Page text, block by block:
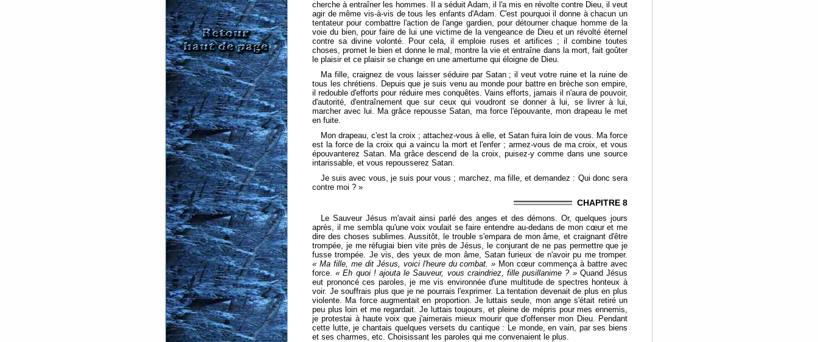
cherche à entraîner les hommes. Il a séduit Adam, il l'a mis en révolte contre Dieu, il veut
agir de même vis-à-vis de tous les enfants d'Adam. C'est pourquoi il donne à chacun un
tentateur pour combattre l'action de l'ange gardien, pour détourner chaque homme de la
voie du bien, pour faire de lui une victime de la vengeance de Dieu et un révolté éternel
contre sa divine volonté. Pour cela, il emploie ruses et artifices ; il combine toutes
choses, promet le bien et donne le mal, montre la vie et entraîne dans la mort, fait goûter
le plaisir et ce plaisir se change en une amertume qui éloigne de Dieu.
Ma fille, craignez de vous laisser séduire par Satan ; il veut votre ruine et la ruine de
tous les chrétiens. Depuis que je suis venu au monde pour battre en brèche son empire,
il redouble d'efforts pour réduire mes conquêtes. Vains efforts, jamais il n'aura de pouvoir,
d'autorité, d'entraînement que sur ceux qui voudront se donner à lui, se livrer à lui,
marcher avec lui. Ma grâce repousse Satan, ma force l'épouvante, mon drapeau le met
en fuite.
Mon drapeau, c'est la croix ; attachez-vous à elle, et Satan fuira loin de vous. Ma force
est la force de la croix qui a vaincu la mort et l'enfer ; armez-vous de ma croix, et vous
épouvanterez Satan. Ma grâce descend de la croix, puisez-y comme dans une source
intarissable, et vous repousserez Satan.
Je suis avec vous, je suis pour vous ; marchez, ma fille, et demandez : Qui donc sera
contre moi ? »
CHAPITRE 8
Le Sauveur Jésus m'avait ainsi parlé des anges et des démons. Or, quelques jours
après, il me sembla qu'une voix voulait se faire entendre au-dedans de mon cœur et me
dire des choses sublimes. Aussitôt, le trouble s'empara de mon âme, et craignant d'être
trompée, je me réfugiai bien vite près de Jésus, le conjurant de ne pas permettre que je
fusse trompée. Je vis, des yeux de mon âme, Satan furieux de n'avoir pu me tromper.
« Ma fille, me dit Jésus, voici l'heure du combat. » Mon cœur commença à battre avec
force. « Eh quoi ! ajouta le Sauveur, vous craindriez, fille pusillanime ? »Quand Jésus
eut prononcé ces paroles, je me vis environnée d'une multitude de spectres honteux à
voir. Je souffrais plus que je ne pourrais l'exprimer. La tentation devenait de plus en plus
violente. Ma force augmentait en proportion. Je luttais seule, mon ange s'était retiré un
peu plus loin et me regardait. Je luttais toujours, et pleine de mépris pour mes ennemis,
je protestai à haute voix que j'aimerais mieux mourir que d'offenser mon Dieu. Pendant
cette lutte, je chantais quelques versets du cantique : Le monde, en vain, par ses biens
et ses charmes, etc. Choisissant les paroles qui me convenaient le plus.